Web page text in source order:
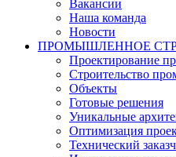
Вакансии
Наша команда
Новости
ПРОМЫШЛЕННОЕ
Проектирование
Строительство
Объекты
Готовые решения
Уникальные
Оптимизация
Технический